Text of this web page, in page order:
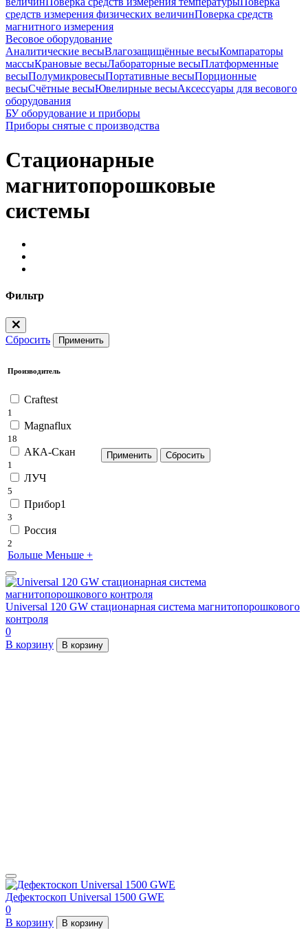
средств измерения физических величинПоверка средств
магнитного измерения
Весовое оборудование
Аналитические весыВлагозащищённые весыКомпараторы
массыКрановые весыЛабораторные весыПлатформенные
весыПолумикровесыПортативные весыПорционные
весыСчётные весыЮвелирные весыАксессуары для весового
оборудования
БУ оборудование и приборы
Приборы снятые с производства
Стационарные
магнитопорошковые
системы
Фильтр
Сбросить Применить
Производитель
Craftest
1
Magnaflux
18
АКА-Скан
1
ЛУЧ
5
Прибор1
3
Россия
2
Больше Меньше +
Universal 120 GW стационарная система магнитопорошкового
контроля
0
В корзину
В корзину
Дефектоскоп Universal 1500 GWE
0
В корзину
В корзину